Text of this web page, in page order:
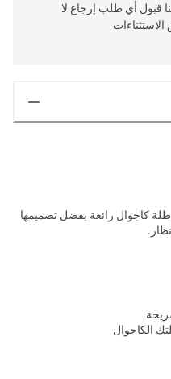
قبول أي طلب إرجاع لا
كاجوال رائعة بفضل تصميمها
الكاجوال